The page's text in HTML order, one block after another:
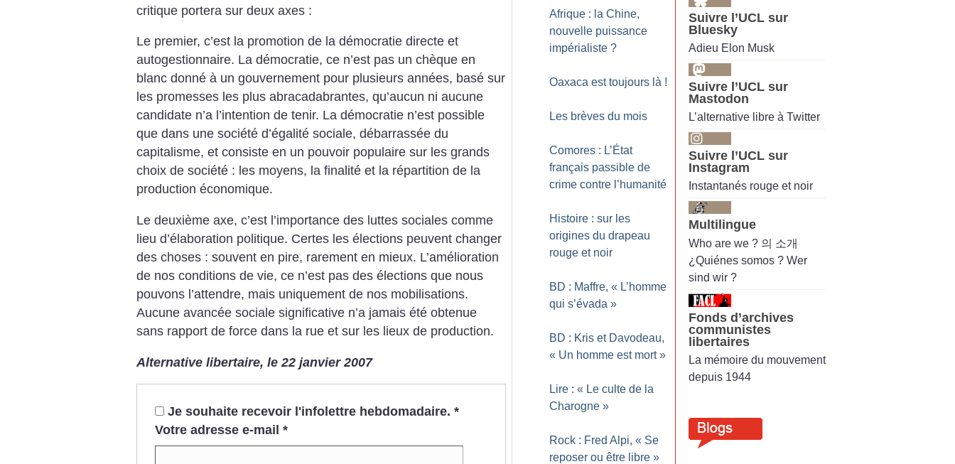
critique portera sur deux axes :
Le premier, c’est la promotion de la démocratie directe et
autogestionnaire. La démocratie, ce n’est pas un chèque en
blanc donné à un gouvernement pour plusieurs années, basé sur
les promesses les plus abracadabrantes, qu’aucun ni aucune
candidate n’a l’intention de tenir. La démocratie n’est possible
que dans une société d’égalité sociale, débarrassée du
capitalisme, et consiste en un pouvoir populaire sur les grands
choix de société : les moyens, la finalité et la répartition de la
production économique.
Le deuxième axe, c’est l’importance des luttes sociales comme
lieu d’élaboration politique. Certes les élections peuvent changer
des choses : souvent en pire, rarement en mieux. L’amélioration
de nos conditions de vie, ce n’est pas des élections que nous
pouvons l’attendre, mais uniquement de nos mobilisations.
Aucune avancée sociale significative n’a jamais été obtenue
sans rapport de force dans la rue et sur les lieux de production.
Alternative libertaire, le 22 janvier 2007
Je souhaite recevoir l'infolettre hebdomadaire. *
Votre adresse e-mail *
Afrique : la Chine,
nouvelle puissance
impérialiste ?
Oaxaca est toujours là !
Les brèves du mois
Comores : L’État
français passible de
crime contre l’humanité
Histoire : sur les
origines du drapeau
rouge et noir
BD : Maffre, « L’homme
qui s’évada »
BD : Kris et Davodeau,
« Un homme est mort »
Lire : « Le culte de la
Charogne »
Rock : Fred Alpi, « Se
reposer ou être libre »
Suivre l’UCL sur
Bluesky
Adieu Elon Musk
Suivre l’UCL sur
Mastodon
L’alternative libre à Twitter
Suivre l’UCL sur
Instagram
Instantanés rouge et noir
Multilingue
Who are we ? 의 소개
¿Quiénes somos ? Wer
sind wir ?
Fonds d’archives
communistes
libertaires
La mémoire du mouvement
depuis 1944